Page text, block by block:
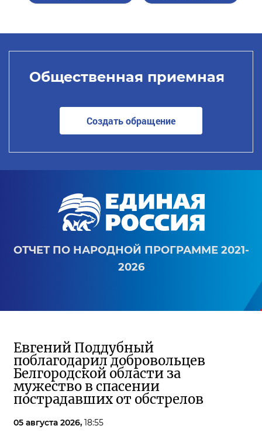
Общественная приемная
Создать обращение
ОТЧЕТ ПО НАРОДНОЙ ПРОГРАММЕ 2021-
2026
Евгений Поддубный
поблагодарил добровольцев
Белгородской области за
мужество в спасении
пострадавших от обстрелов
05 августа 2026, 18:55